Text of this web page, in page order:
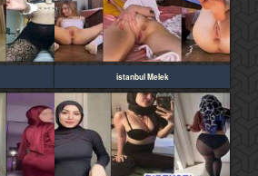
istanbul Melek